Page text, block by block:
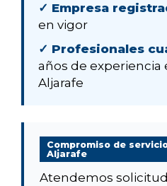
✓ Empresa
en vigor
✓ Profesionales
años de experiencia
Aljarafe
Compromiso de
Aljarafe
Atendemos